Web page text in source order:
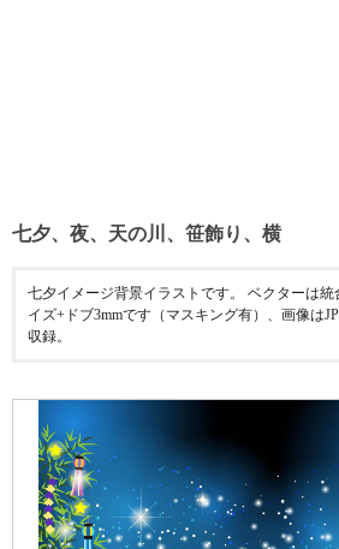
七夕、夜、天の川、笹飾り、横
七夕イメージ背景イラストです。 ベクターは統
イズ+ドブ3mmです（マスキング有）、画像は
収録。